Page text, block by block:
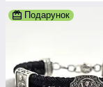
Подарунок